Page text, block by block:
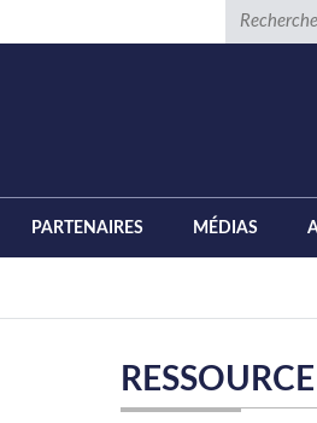
Recherche
PARTENAIRES MÉDIAS